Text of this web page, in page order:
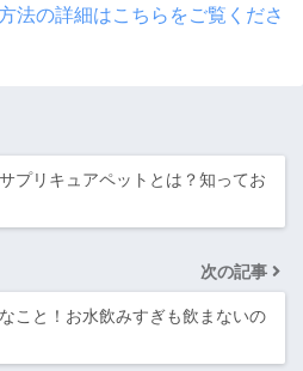
法の詳細はこちらをご覧くださ
プリキュアペットとは？知ってお
次の記事
こと！お水飲みすぎも飲まないの